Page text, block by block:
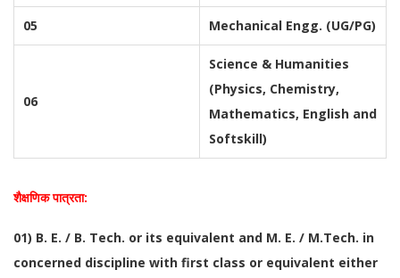
05 Mechanical Engg. (UG/PG)
06
Science & Humanities
(Physics, Chemistry,
Mathematics, English and
Softskill)
शैक्षणिक पात्रता:
01) B. E. / B. Tech. or its equivalent and M. E. / M.Tech. in
concerned discipline with first class or equivalent either